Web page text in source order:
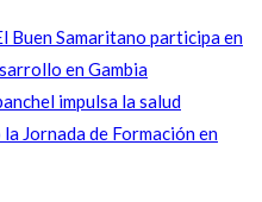
Buen Samaritano participa en
en Gambia